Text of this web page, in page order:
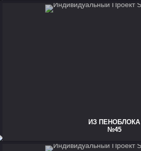
ИЗ ПЕНОБЛОКА
№45